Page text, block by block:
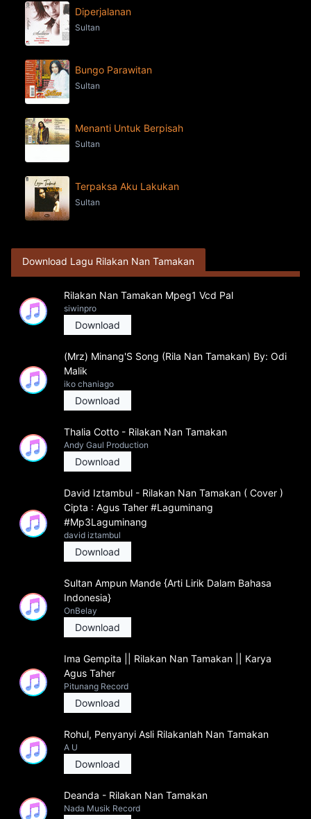
Diperjalanan
Sultan
Bungo Parawitan
Sultan
Menanti Untuk Berpisah
Sultan
Terpaksa Aku Lakukan
Sultan
Download Lagu Rilakan Nan Tamakan
Rilakan Nan Tamakan Mpeg1 Vcd Pal
siwinpro
Download
(Mrz) Minang'S Song (Rila Nan Tamakan) By: Odi
Malik
iko chaniago
Download
Thalia Cotto - Rilakan Nan Tamakan
Andy Gaul Production
Download
David Iztambul - Rilakan Nan Tamakan ( Cover )
Cipta : Agus Taher #Laguminang
#Mp3Laguminang
david iztambul
Download
Sultan Ampun Mande {Arti Lirik Dalam Bahasa
Indonesia}
OnBelay
Download
Ima Gempita || Rilakan Nan Tamakan || Karya
Agus Taher
Pitunang Record
Download
Rohul, Penyanyi Asli Rilakanlah Nan Tamakan
A U
Download
Deanda - Rilakan Nan Tamakan
Nada Musik Record